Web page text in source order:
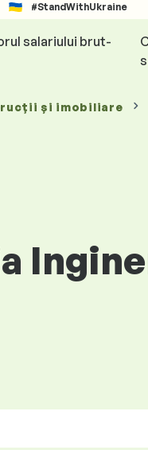
#StandWithUkraine
salariului brut-
și imobiliare